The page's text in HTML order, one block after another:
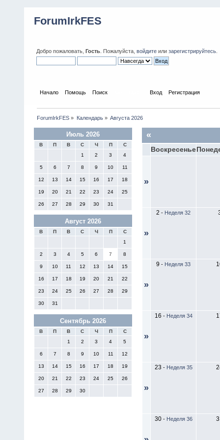
ForumIrkFES
Добро пожаловать, Гость . Пожалуйста, войдите или зарегистрируйтесь
Начало Помощь Поиск Вход Регистрация
ForumIrkFES » Календарь» Августа 2026
Июль 2026
В П В С Ч П
С
1
2 3 4
5 6 7 8 9 10 11
12 13 14 15 16 17 18
19 20 21 22 23 24 25
26 27 28 29 30 31
Август 2026
В П В С Ч П
С
1
2 3 4 5 6 7 8
9 10 11 12 13 14 15
16 17 18 19 20 21 22
23 24 25 26 27 28 29
30 31
Сентябрь 2026
В П В С Ч П
С
1
2 3 4 5
6 7 8 9 10 11 12
13 14 15 16 17 18 19
20 21 22 23 24 25 26
27 28 29 30
«
Воскресенье
»
»
2 - Неделя 32
»
9 - Неделя 33
»
16 - Неделя 34
»
23 - Неделя 35
30- Неделя 36